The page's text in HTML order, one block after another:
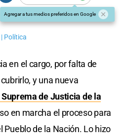
Agregar a tus medios preferidos en Google
Política
en el cargo, por falta de
y una nueva
de Justicia de la
en marcha el proceso para
Pueblo de la Nación. Lo hizo